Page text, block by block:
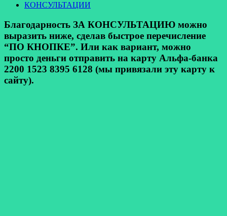
КОНСУЛЬТАЦИИ
Благодарность ЗА КОНСУЛЬТАЦИЮ можно
выразить ниже, сделав быстрое перечисление
“ПО КНОПКЕ”. Или как вариант, можно
просто деньги отправить на карту Альфа-банка
2200 1523 8395 6128 (мы привязали эту карту к
сайту).